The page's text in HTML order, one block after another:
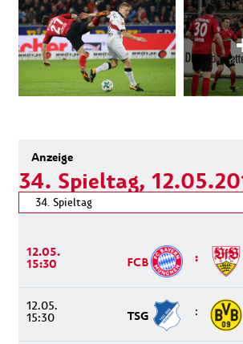
34. Spieltag,
12.05.2018
12.05.
15:30 FCB :
12.05.
15:30 TSG :